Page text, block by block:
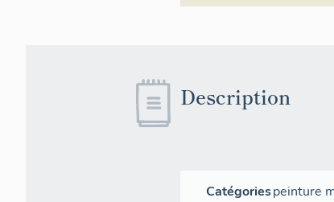
Description
Catégoriespeinture